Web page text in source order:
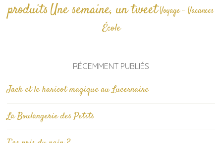
produitsUne semaine, un tweetVoyage - Vacances
École
RÉCEMMENT PUBLIÉS
Jack et le haricot magique au Lucernaire
La Boulangerie des Petits